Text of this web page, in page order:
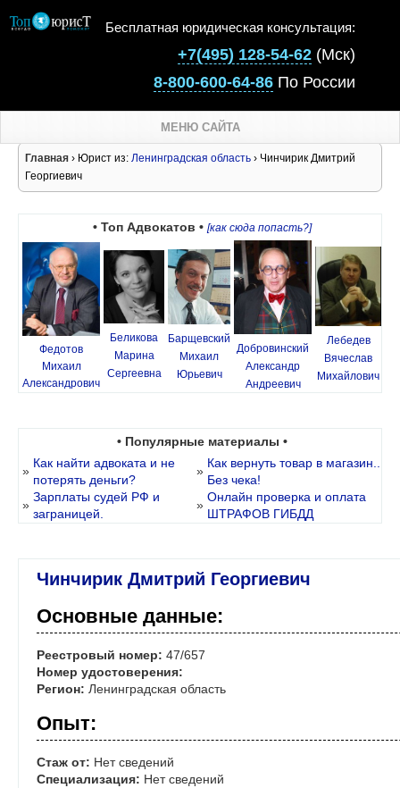
Бесплатная юридическая консультация:
+7(495) 128-54-62 (Мск)
8-800-600-64-86 По России
МЕНЮ САЙТА
Главная › Юрист из: Ленинградская область › Чинчирик Дмитрий
Георгиевич
• Топ Адвокатов • [как сюда попасть?]
Федотов
Михаил
Александрович
Беликова
Марина
Сергеевна
Барщевский
Михаил
Юрьевич
Добровинский
Александр
Андреевич
Лебедев
Вячеслав
Михайлович
• Популярные материалы •
»
Как найти адвоката и не
потерять деньги?
»
Как вернуть товар в магазин..
Без чека!
»
Зарплаты судей РФ и
заграницей.
»
Онлайн проверка и оплата
ШТРАФОВ ГИБДД
Чинчирик Дмитрий Георгиевич
Основные данные:
Реестровый номер: 47/657
Номер удостоверения:
Регион: Ленинградская область
Опыт:
Стаж от: Нет сведений
Специализация: Нет сведений